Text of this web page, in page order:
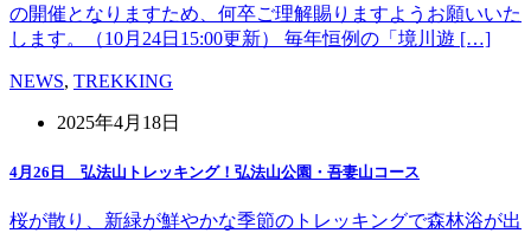
の開催となりますため、何卒ご理解賜りますようお願いいた
します。（10月24日15:00更新） 毎年恒例の「境川遊 […]
NEWS, TREKKING
2025年4月18日
4月26日 弘法山トレッキング！弘法山公園・吾妻山コース
桜が散り、新緑が鮮やかな季節のトレッキングで森林浴が出